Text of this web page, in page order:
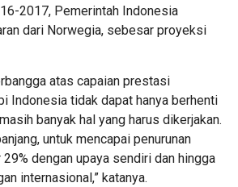
2017, Pemerintah Indonesia
dari Norwegia, sebesar proyeksi
atas capaian prestasi
Indonesia tidak dapat hanya berhenti
banyak hal yang harus dikerjakan.
untuk mencapai penurunan
dengan upaya sendiri dan hingga
internasional,” katanya.